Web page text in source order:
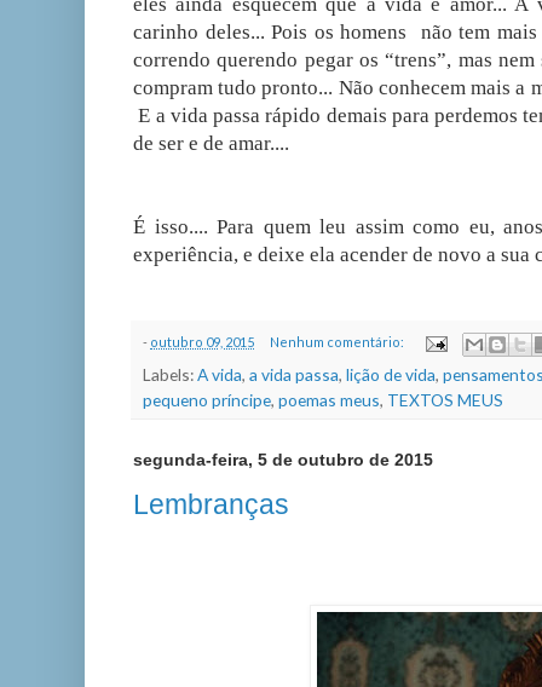
carinho deles... Pois os homens não tem
correndo querendo pegar os “trens”, mas
compram tudo pronto... Não conhecem mais a
E a vida passa rápido demais para perdemos
de ser e de amar....
É isso.... Para quem leu assim como eu,
experiência, e deixe ela acender de novo a
- outubro 09, 2015 Nenhum comentário:
Labels:A vida, a vida passa, lição de vida,
pequeno príncipe, poemas meus, TEXTOS MEUS
segunda-feira, 5 de outubro de 2015
Lembranças